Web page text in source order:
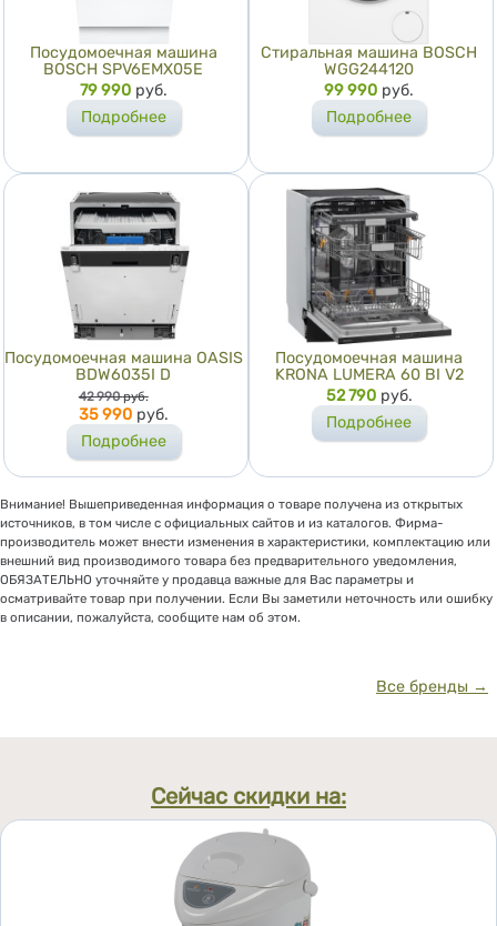
Посудомоечная машина
BOSCH SPV6EMX05E
Цена
79 990 руб.
Подробнее
Стиральная машина BOSCH
WGG244120
Цена
99 990 руб.
Подробнее
Посудомоечная машина OASIS
BDW6035I D
Цена
42 990 руб.
35 990 руб.
Подробнее
Посудомоечная машина
KRONA LUMERA 60 BI V2
Цена
52 790 руб.
Подробнее
Внимание! Вышеприведенная информация о товаре получена из открытых
источников, в том числе с официальных сайтов и из каталогов. Фирма-
производитель может внести изменения в характеристики, комплектацию или
внешний вид производимого товара без предварительного уведомления,
ОБЯЗАТЕЛЬНО уточняйте у продавца важные для Вас параметры и
осматривайте товар при получении. Если Вы заметили неточность или ошибку
в описании, пожалуйста, сообщите нам об этом.
Все бренды →
Сейчас скидки на: